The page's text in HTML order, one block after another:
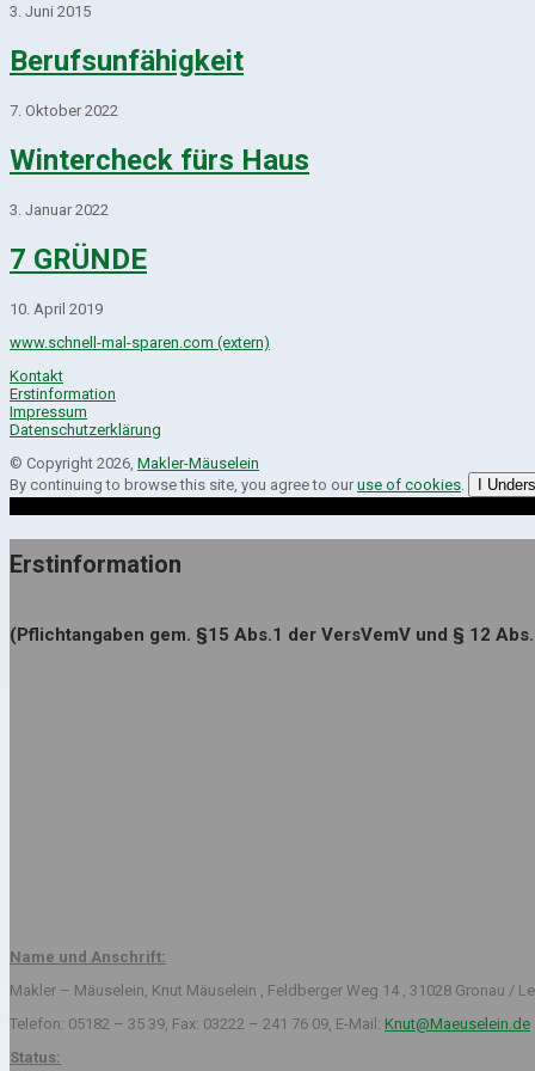
3. Juni 2015
Berufsunfähigkeit
7. Oktober 2022
Wintercheck fürs Haus
3. Januar 2022
7 GRÜNDE
10. April 2019
www.schnell-mal-sparen.com (extern)
Kontakt
Erstinformation
Impressum
Datenschutzerklärung
© Copyright 2026, Makler-Mäuselein
By continuing to browse this site, you agree to our use of cookies I
Erstinformation
(Pflichtangaben gem. §15 Abs.1 der VersVemV und § 12
Name und Anschrift:
Makler – Mäuselein, Knut Mäuselein , Feldberger Weg 14 , 31028 Gronau /
Telefon: 05182 – 35 39, Fax: 03222 – 241 76 09, E-Mail: Knut@Maeuselein.de
Status: